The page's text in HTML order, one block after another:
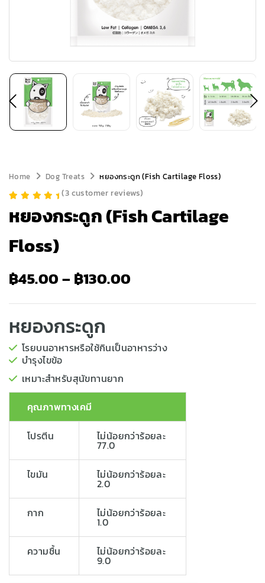
Home Dog Treats หยองกระดูก (Fish Cartilage Floss)
out of 5
based on
ratings
(3customer reviews)
หยองกระดูก (Fish Cartilage
Floss)
฿45.00–฿130.00
หยองกระดูก
โรยบนอาหารหรือใช้กินเป็นอาหารว่าง
บำรุงไขข้อ
เหมาะสำหรับสุนัขทานยาก
คุณภาพทางเคมี
โปรตีน ไม่น้อยกว่าร้อยละ
77.0
ไขมัน ไม่น้อยกว่าร้อยละ
2.0
กาก ไม่น้อยกว่าร้อยละ
1.0
ความชื้น ไม่น้อยกว่าร้อยละ
9.0